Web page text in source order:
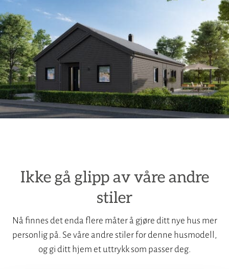
Ikke gå glipp av våre andre
stiler
Nå finnes det enda flere måter å gjøre ditt nye hus mer
personlig på. Se våre andre stiler for denne husmodell,
og gi ditt hjem et uttrykk som passer deg.